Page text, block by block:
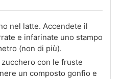
nel latte. Accendete il
e infarinate uno stampo
(non di più).
con le fruste
un composto gonfio e